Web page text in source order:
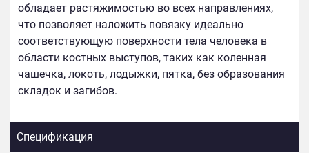
обладает растяжимостью во всех направлениях,
что позволяет наложить повязку идеально
соответствующую поверхности тела человека в
области костных выступов, таких как коленная
чашечка, локоть, лодыжки, пятка, без образования
складок и загибов.
Спецификация